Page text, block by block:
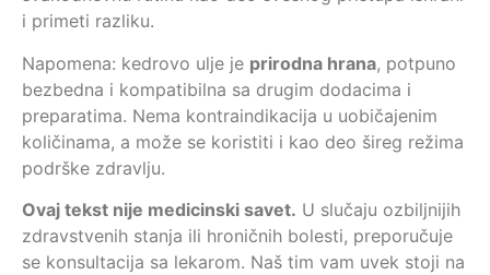
i primeti razliku.
Napomena: kedrovo ulje je prirodna hrana, potpuno
bezbedna i kompatibilna sa drugim dodacima i
preparatima. Nema kontraindikacija u uobičajenim
količinama, a može se koristiti i kao deo šireg režima
podrške zdravlju.
Ovaj tekst nije medicinski savet. U slučaju ozbiljnijih
zdravstvenih stanja ili hroničnih bolesti, preporučuje
se konsultacija sa lekarom. Naš tim vam uvek stoji na